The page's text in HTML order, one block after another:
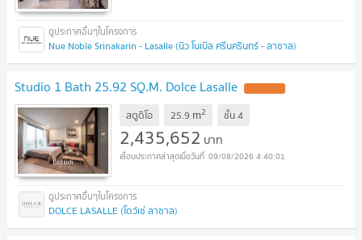
Nue Noble Srinakarin - Lasalle (นิว โนเบิล ศรีนครินทร์ - ลาซาล)
Studio 1 Bath 25.92 SQ.M. Dolce Lasalle
สตูดิโอ 25.9 m2 ชั้น4
2,435,652 บาท
09/08/2026 4:40:01
DOLCE LASALLE (โดว์เช่ ลาซาล)